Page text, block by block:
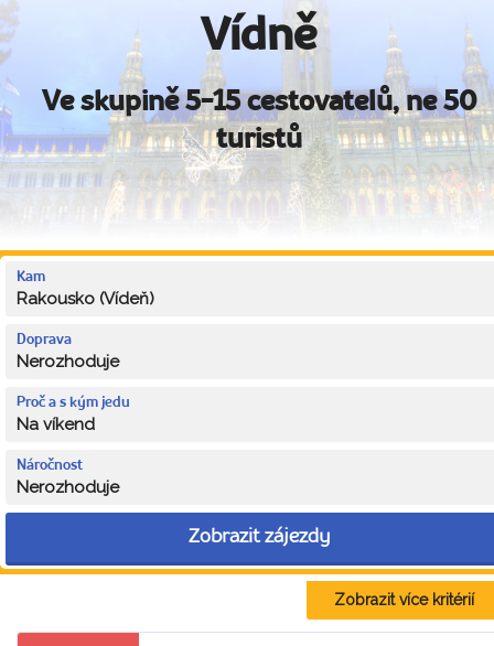
Vídně
Ve skupině 5-15 cestovatelů, ne 50
turistů
Kam
Rakousko (Vídeň)
Doprava
Nerozhoduje
Proč a s kým jedu
Na víkend
Náročnost
Nerozhoduje
Zobrazit zájezdy
Zobrazit více kritérií